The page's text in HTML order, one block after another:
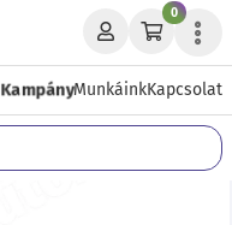
0
KampányMunkáinkKapcsolat